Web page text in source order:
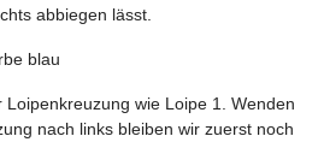
abbiegen lässt.
blau
Loipenkreuzung wie Loipe 1. Wenden
nach links bleiben wir zuerst noch